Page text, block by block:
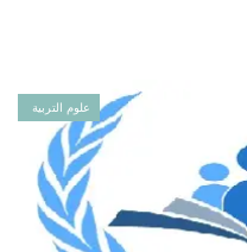
علوم التربية